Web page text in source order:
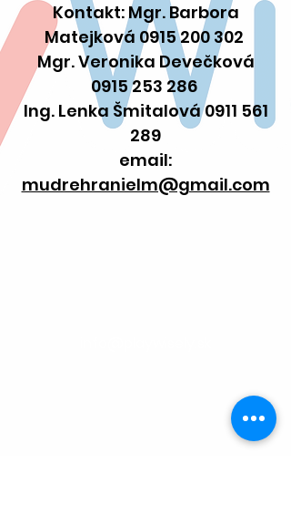
Kontakt: Mgr. Barbora
Matejková 0915 200 302
Mgr. Veronika Devečková
0915 253 286
Ing. Lenka Šmitalová 0911 561
289
email:
mudrehranielm@gmail.com